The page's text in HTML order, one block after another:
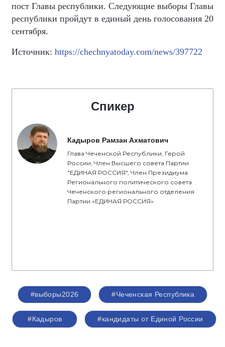
пост Главы республики. Следующие выборы Главы
республики пройдут в единый день голосования 20
сентября.
Источник: https://chechnyatoday.com/news/397722
Спикер
Кадыров Рамзан Ахматович
Глава Чеченской Республики, Герой
России, Член Высшего совета Партии
"ЕДИНАЯ РОССИЯ", Член Президиума
Регионального политического совета
Чеченского регионального отделения
Партии «ЕДИНАЯ РОССИЯ»
#выборы2026 #Чеченская Республика
#Кадыров #кандидаты от Единой России